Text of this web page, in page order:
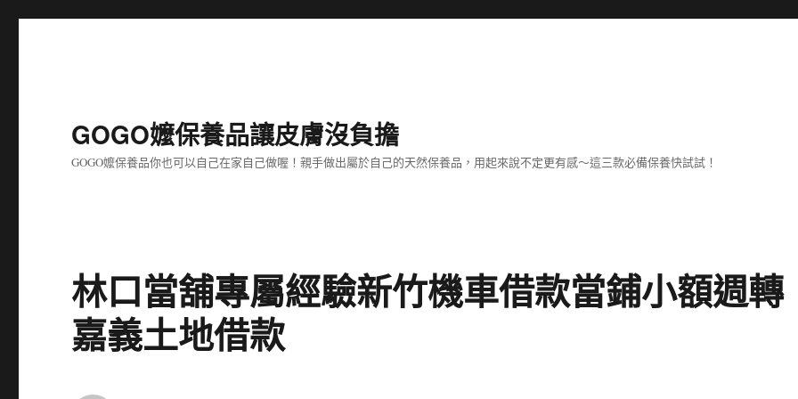
GOGO嬤保養品讓皮膚沒負擔
GOGO嬤保養品你也可以自己在家自己做喔！親手做出屬於自己的天然保養品，用起來說不定更有感～這三款必備保養快試試！
林口當舖專屬經驗新竹機車借款當鋪小額週轉
嘉義土地借款